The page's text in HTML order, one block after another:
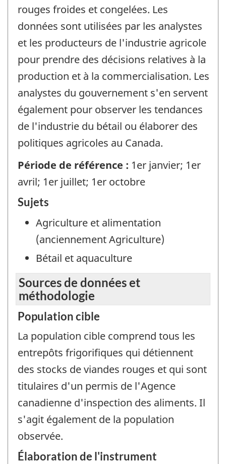
rouges froides et congelées. Les
données sont utilisées par les analystes
et les producteurs de l'industrie agricole
pour prendre des décisions relatives à la
production et à la commercialisation. Les
analystes du gouvernement s'en servent
également pour observer les tendances
de l'industrie du bétail ou élaborer des
politiques agricoles au Canada.
Période de référence : 1er janvier; 1er
avril; 1er juillet; 1er octobre
Sujets
Agriculture et alimentation
(anciennement Agriculture)
Bétail et aquaculture
Sources de données et
méthodologie
Population cible
La population cible comprend tous les
entrepôts frigorifiques qui détiennent
des stocks de viandes rouges et qui sont
titulaires d'un permis de l'Agence
canadienne d'inspection des aliments. Il
s'agit également de la population
observée.
Élaboration de l'instrument